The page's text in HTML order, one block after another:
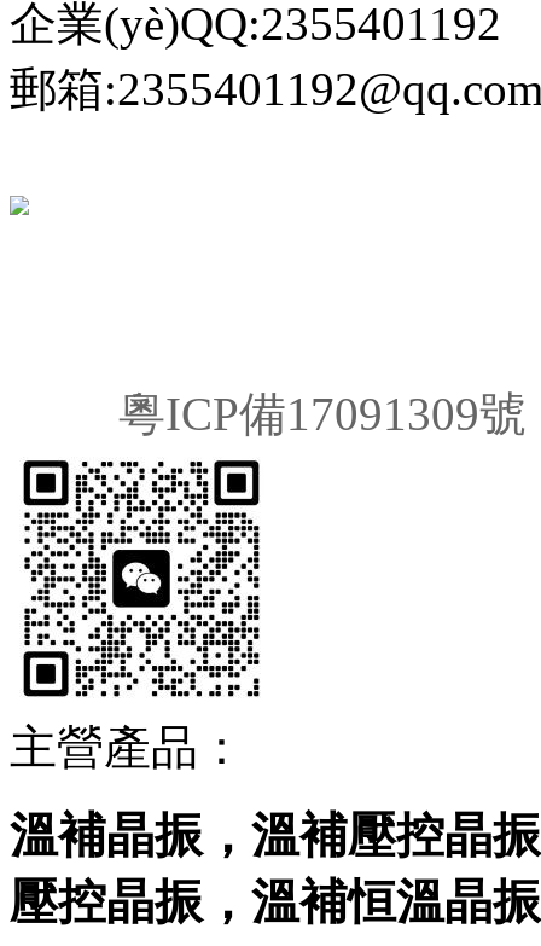
企業(yè)QQ:2355401192
郵箱
粵ICP備17091309號
主營產品：
溫補晶振，溫補壓控晶振
壓控晶振，溫補恒溫晶振